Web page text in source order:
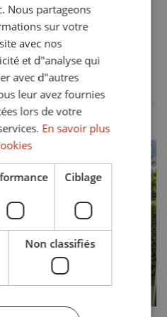
This property, orientation
terrasse...
Suivant
Nous partageons
sur votre
avec nos
et d"analyse qui
avec d"autres
leur avez fournies
lors de votre
En savoir plus
Ciblage
Non classifiés